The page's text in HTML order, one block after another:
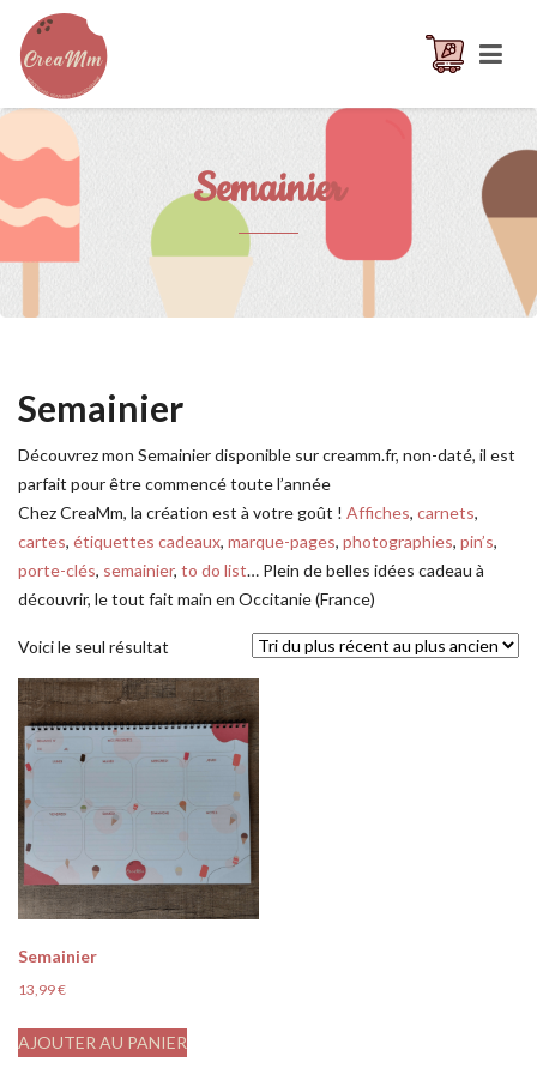
Semainier
Semainier
Découvrez mon Semainier disponible sur creamm.fr, non-daté, il est
parfait pour être commencé toute l’année
Chez CreaMm, la création est à votre goût ! Affiches, carnets,
cartes, étiquettes cadeaux, marque-pages, photographies, pin’s,
porte-clés, semainier, to do list… Plein de belles idées cadeau à
découvrir, le tout fait main en Occitanie (France)
Voici le seul résultat
Semainier
13,99€
AJOUTER AU PANIER